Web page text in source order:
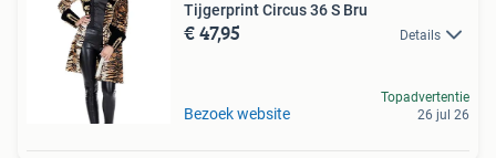
Tijgerprint Circus 36 S Bru
€ 47,95 Details
Bezoek website
Topadvertentie
26 jul 26